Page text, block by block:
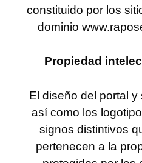
constituido por los
dominio
Propiedad
El diseño del portal
así como los
signos distintivos
pertenecen a la